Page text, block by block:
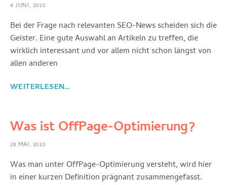
4 JUNI, 2010
Bei der Frage nach relevanten SEO-News scheiden sich die
Geister. Eine gute Auswahl an Artikeln zu treffen, die
wirklich interessant und vor allem nicht schon längst von
allen anderen
WEITERLESEN...
Was ist OffPage-Optimierung?
28 MAI, 2010
Was man unter OffPage-Optimierung versteht, wird hier
in einer kurzen Definition prägnant zusammengefasst.